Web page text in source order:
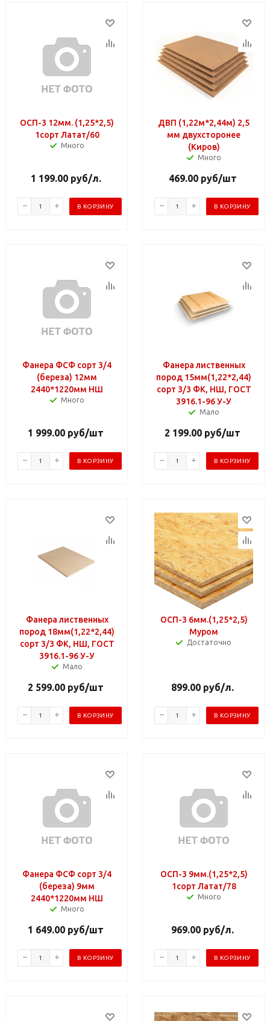
ОСП-3 12мм. (1,25*2,5)
1сорт Латат/60
Много
1 199.00руб/л.
В КОРЗИНУ
ДВП (1,22м*2,44м) 2,5
мм двухсторонее
(Киров)
Много
469.00руб/шт
В КОРЗИНУ
Фанера ФСФ сорт 3/4
(береза) 12мм
2440*1220мм НШ
Много
1 999.00 руб/шт
В КОРЗИНУ
Фанера лиственных
пород 15мм(1,22*2,44)
сорт 3/3 ФК, НШ, ГОСТ
3916.1-96 У-У
Мало
2 199.00 руб/шт
В КОРЗИНУ
Фанера лиственных
пород 18мм(1,22*2,44)
сорт 3/3 ФК, НШ, ГОСТ
3916.1-96 У-У
Мало
2 599.00 руб/шт
В КОРЗИНУ
ОСП-3 6мм.(1,25*2,5)
Муром
Достаточно
899.00 руб/л.
В КОРЗИНУ
Фанера ФСФ сорт 3/4
(береза) 9мм
2440*1220мм НШ
Много
1 649.00 руб/шт
В КОРЗИНУ
ОСП-3 9мм.(1,25*2,5)
1сорт Латат/78
Много
969.00 руб/л.
В КОРЗИНУ